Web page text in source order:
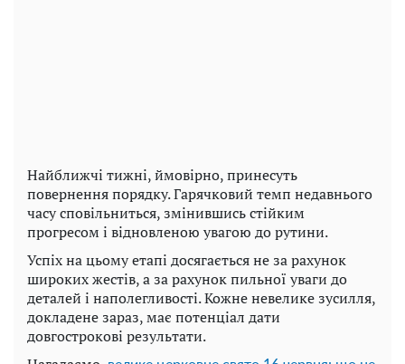
Найближчі тижні, ймовірно, принесуть
повернення порядку. Гарячковий темп недавнього
часу сповільниться, змінившись стійким
прогресом і відновленою увагою до рутини.
Успіх на цьому етапі досягається не за рахунок
широких жестів, а за рахунок пильної уваги до
деталей і наполегливості. Кожне невелике зусилля,
докладене зараз, має потенціал дати
довгострокові результати.